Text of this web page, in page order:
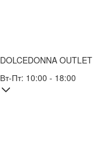
DOLCEDONNA OUTLET
Вт-Пт: 10:00 - 18:00